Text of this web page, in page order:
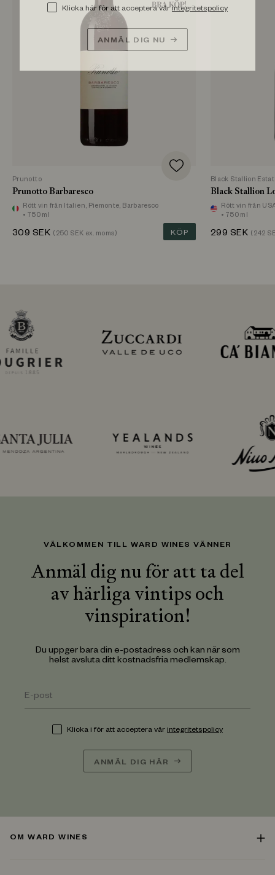
Klicka här för att acceptera vårintegritetspolicy
ANMÄL DIG NU
Prunotto
Prunotto Barbaresco
Rött vin från Italien, Piemonte, Barbaresco
• 750 ml
309 SEK ( 250 SEK ex. moms) KÖP
Black Stallion
Black Stallion
Rött vin från
• 750 ml
299 SEK ( 242
VÄLKOMMEN TILL WARD WINES VÄNNER
Anmäl dig nu för att ta del
av härliga vintips och
vinspiration!
Du uppger bara din e-postadress och kan när som
helst avsluta ditt kostnadsfria medlemskap.
Klicka i för att acceptera vår integritetspolicy
ANMÄL DIG HÄR
OM WARD WINES